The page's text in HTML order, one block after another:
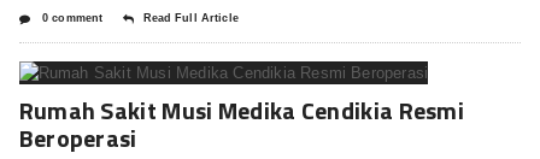
0 comment Read Full Article
Rumah Sakit Musi Medika Cendikia Resmi
Beroperasi